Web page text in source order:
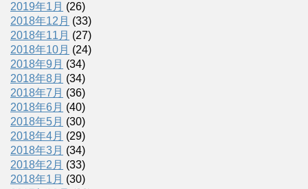
2019年1月 (26)
2018年12月 (33)
2018年11月 (27)
2018年10月 (24)
2018年9月 (34)
2018年8月 (34)
2018年7月 (36)
2018年6月 (40)
2018年5月 (30)
2018年4月 (29)
2018年3月 (34)
2018年2月 (33)
2018年1月 (30)